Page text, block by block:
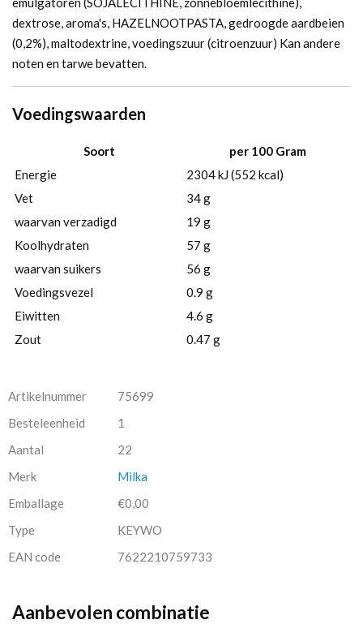
dextrose, aroma's, HAZELNOOTPASTA, gedroogde aardbeien
(0,2%), maltodextrine, voedingszuur (citroenzuur) Kan andere
noten en tarwe bevatten.
Voedingswaarden
Soort
per 100 Gram
Energie
2304 kJ (552 kcal)
Vet
34 g
waarvan verzadigd
19 g
Koolhydraten
57 g
waarvan suikers
56 g
Voedingsvezel
0.9 g
Eiwitten
4.6 g
Zout
0.47 g
Artikelnummer
75699
Besteleenheid
1
Aantal
22
Merk
Milka
Emballage
€0,00
Type
KEYWO
EAN code
7622210759733
Aanbevolen combinatie